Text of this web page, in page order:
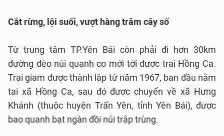
Cắt rừng, lội suối, vượt hàng trăm cây số
Từ trung tâm TP.Yên Bái còn phải đi hơn 30km
đường đèo núi quanh co mới tới được trại Hồng Ca.
Trại giam được thành lập từ năm 1967, ban đầu nằm
tại xã Hồng Ca, sau đó được chuyển về xã Hưng
Khánh (thuộc huyện Trấn Yên, tỉnh Yên Bái), được
bao quanh bạt ngàn đồi núi trập trùng.